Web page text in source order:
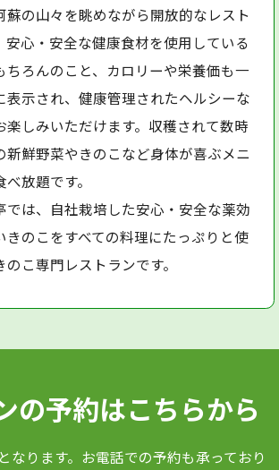
蘇の山々を眺めながら開放的なレスト
安心・安全な健康食材を使用している
ちろんのこと、カロリーや栄養価も一
表示され、健康管理されたヘルシーな
楽しみいただけます。収穫されて数時
新鮮野菜やきのこなど身体が喜ぶメニ
放題です。
では、自社栽培した安心・安全な薬効
きのこをすべての料理にたっぷりと使
のこ専門レストランです。
の予約はこちらから
なります。お電話での予約も承っており